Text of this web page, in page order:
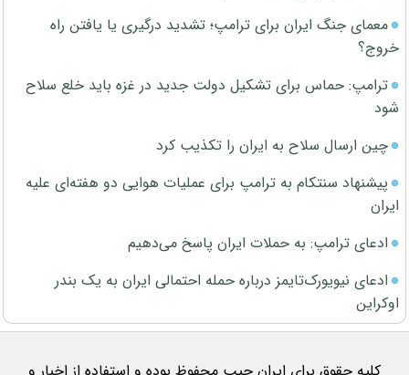
معمای جنگ ایران برای ترامپ؛ تشدید درگیری یا یافتن راه
خروج؟
ترامپ: حماس برای تشکیل دولت جدید در غزه باید خلع سلاح
شود
چین ارسال سلاح به ایران را تکذیب کرد
پیشنهاد سنتکام به ترامپ برای عملیات هوایی دو هفته‌ای علیه
ایران
ادعای ترامپ: به حملات ایران پاسخ می‌دهیم
ادعای نیویورک‌تایمز درباره حمله احتمالی ایران به یک بندر
اوکراین